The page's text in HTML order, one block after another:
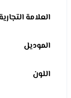
العلامة التجارية
الموديل
اللون